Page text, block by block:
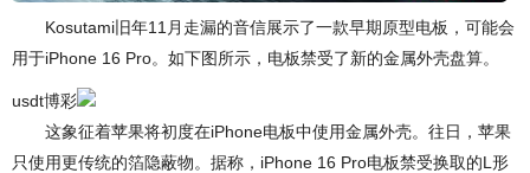
Kosutami旧年11月走漏的音信展示了一款早期原型电板，可能会
用于iPhone 16 Pro。如下图所示，电板禁受了新的金属外壳盘算。
usdt博彩
这象征着苹果将初度在iPhone电板中使用金属外壳。往日，苹果
只使用更传统的箔隐蔽物。据称，iPhone 16 Pro电板禁受换取的L形